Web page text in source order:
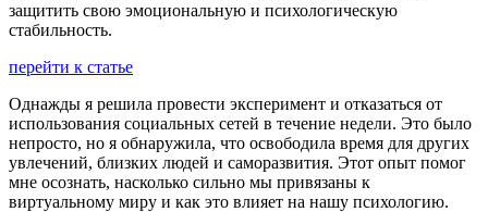
защитить свою эмоциональную и психологическую
стабильность.
перейти к статье
Однажды я решила провести эксперимент и отказаться от
использования социальных сетей в течение недели. Это было
непросто, но я обнаружила, что освободила время для других
увлечений, близких людей и саморазвития. Этот опыт помог
мне осознать, насколько сильно мы привязаны к
виртуальному миру и как это влияет на нашу психологию.